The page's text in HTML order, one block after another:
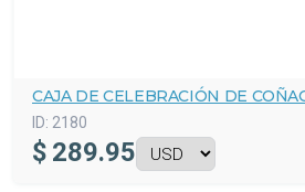
CAJA DE CELEBRACIÓN DE
ID: 2180
$ 289.95